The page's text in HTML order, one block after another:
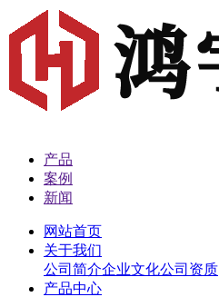
产品
案例
新闻
网站首页
关于我们
公司简介企业文化公司资质
产品中心